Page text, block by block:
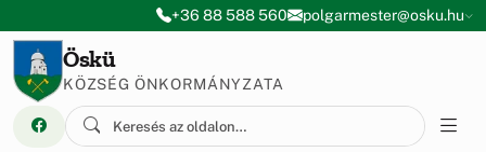
Ugrás a menüre
Ugrás a tartalomra+36 88 588 560 polgarmester@osku.hu
Öskü
KÖZSÉG ÖNKORMÁNYZATA